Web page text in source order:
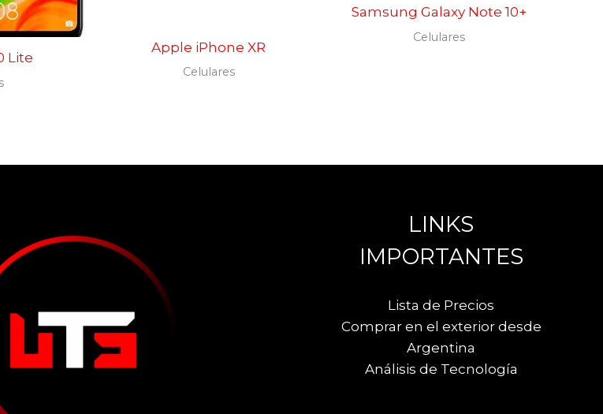
Lite
Apple iPhone XR
Celulares
Samsung Galaxy Note 10+
Celulares
LINKS
IMPORTANTES
Lista de Precios
Comprar en el exterior desde
Argentina
Análisis de Tecnología